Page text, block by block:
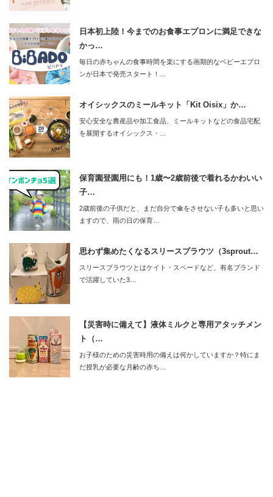
日本初上陸！今までのお食事エプロンに満足できな
かっ…
毎日の赤ちゃんの食事時間を楽にする画期的なベビーエプロ
ンが日本で発売スタート！…
オイシックスのミールキット「Kit Oisix」か…
安心安全な農産品や加工食品、ミールキットなどの食品宅配
を展開するオイシックス・…
保育園登園用にも！1歳〜2歳前後で着れるかわいい
子…
2歳前後の子供だと、まだ自分で傘をさせない子も多いと思い
ますので、雨の日の保育…
思わず集めたくなるスリースプラウツ（3sprout…
スリースプラウツとはケイト・スペードなど、有名ブランド
で活躍していた3…
【災害時に備えて】液体ミルクと専用アタッチメン
ト（…
お子様のための災害時用の備えは何かしていますか？特にま
だ授乳が必要な月齢の赤ち…